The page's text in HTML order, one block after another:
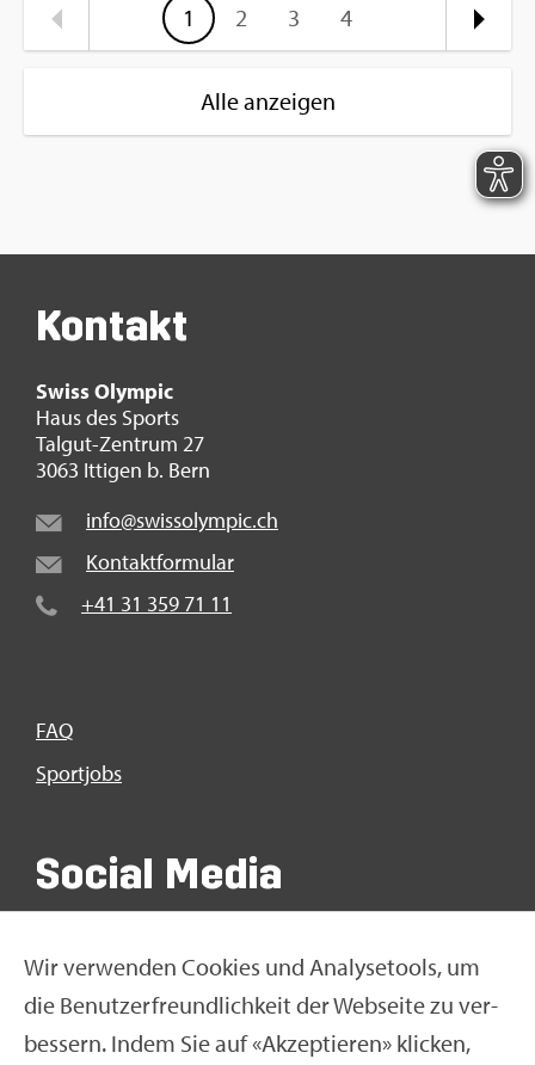
1 2 3 4
Alle anzeigen
Wir ver­wen­den Coo­kies und Ana­ly­se­tools, um
die Be­nut­zer­freund­lich­keit der Web­sei­te zu ver­
bes­sern. Indem Sie auf «Ak­zep­tie­ren» kli­cken,
Kon­takt
Swiss Olym­pic
Haus des Sports
Tal­gut-Zen­trum 27
3063 It­ti­gen b. Bern
info@​swi​ssol​ympi​c.​ch
Kon­takt­for­mu­lar
+41 31 359 71 11
FAQ
Sport­jobs
So­ci­al Media